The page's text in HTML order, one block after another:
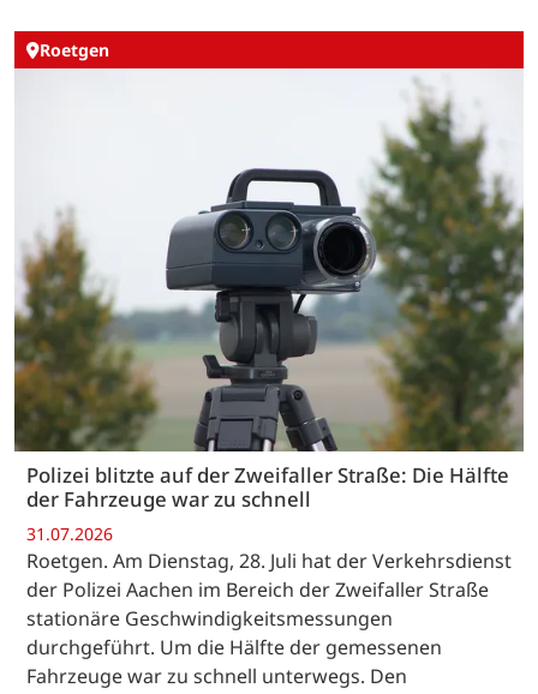
Roetgen
Polizei blitzte auf der Zweifaller Straße: Die Hälfte
der Fahrzeuge war zu schnell
31.07.2026
Roetgen. Am Dienstag, 28. Juli hat der Verkehrsdienst
der Polizei Aachen im Bereich der Zweifaller Straße
stationäre Geschwindigkeitsmessungen
durchgeführt. Um die Hälfte der gemessenen
Fahrzeuge war zu schnell unterwegs. Den